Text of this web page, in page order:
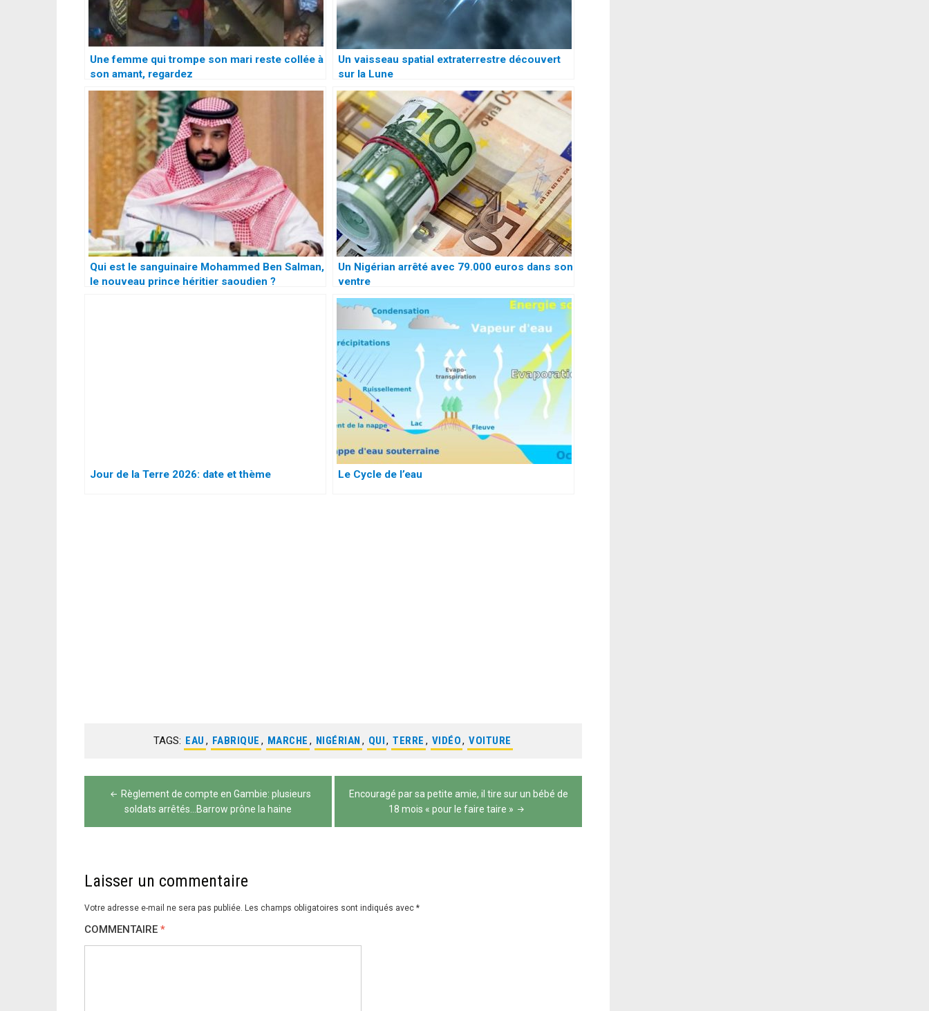
Une femme qui trompe son mari reste collée à
son amant, regardez
Un vaisseau spatial extraterrestre découvert
sur la Lune
Qui est le sanguinaire Mohammed Ben Salman,
le nouveau prince héritier saoudien ?
Un Nigérian arrêté avec 79.000 euros dans son
ventre
Jour de la Terre 2026: date et thème Le Cycle de l’eau
TAGS: EAU , FABRIQUE , MARCHE , NIGÉRIAN , QUI, TERRE , VIDÉO, VOITURE
Navigation
Règlement de compte en Gambie: plusieurs
soldats arrêtés…Barrow prône la haine
Encouragé par sa petite amie, il tire sur un bébé de
18 mois « pour le faire taire »
Laisser un commentaire
Votre adresse e-mail ne sera pas publiée. Les champs obligatoires sont indiqués avec *
COMMENTAIRE *